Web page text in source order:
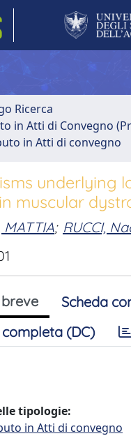
Ricerca
in Atti di Convegno
in Atti di convegno
underlying
muscular
MATTIA; RUCCI,
Scheda
(DC)
tipologie:
in Atti di convegno